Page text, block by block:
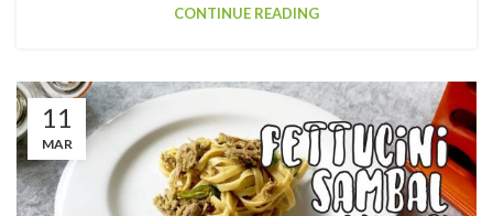
CONTINUE READING
11
MAR